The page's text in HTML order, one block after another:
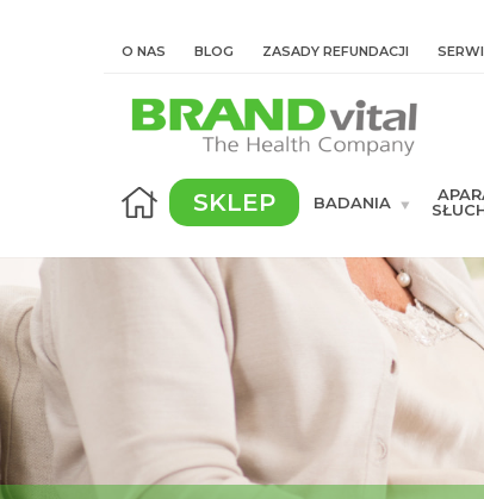
O NAS BLOG ZASADY REFUNDACJI
SKLEP BADANIA